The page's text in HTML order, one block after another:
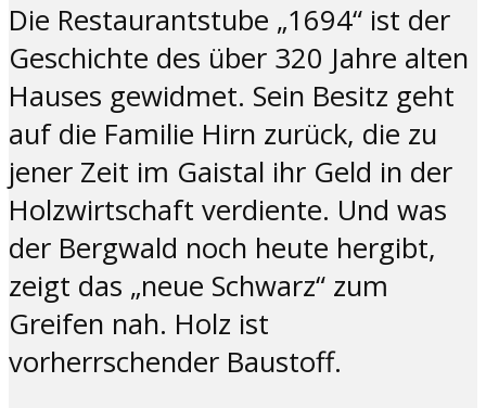
Die Restaurantstube „1694“ ist der
Geschichte des über 320 Jahre alten
Hauses gewidmet. Sein Besitz geht
auf die Familie Hirn zurück, die zu
jener Zeit im Gaistal ihr Geld in der
Holzwirtschaft verdiente. Und was
der Bergwald noch heute hergibt,
zeigt das „neue Schwarz“ zum
Greifen nah. Holz ist
vorherrschender Baustoff.